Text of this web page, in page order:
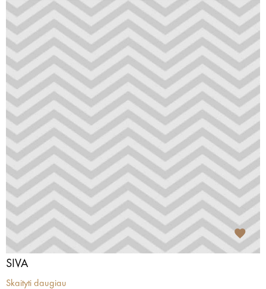
SIVA
Skaityti daugiau